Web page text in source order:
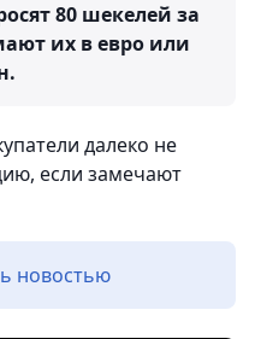
80 шекелей за
их в евро или
далеко не
если замечают
новостью